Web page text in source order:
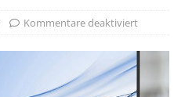
Kommentare deaktiviert